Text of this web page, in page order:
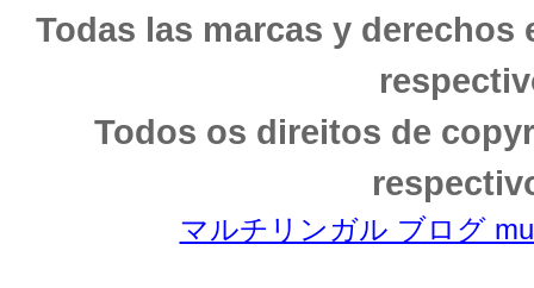
Todas las marcas y
Todos os direitos de
マルチリンガル ブログ